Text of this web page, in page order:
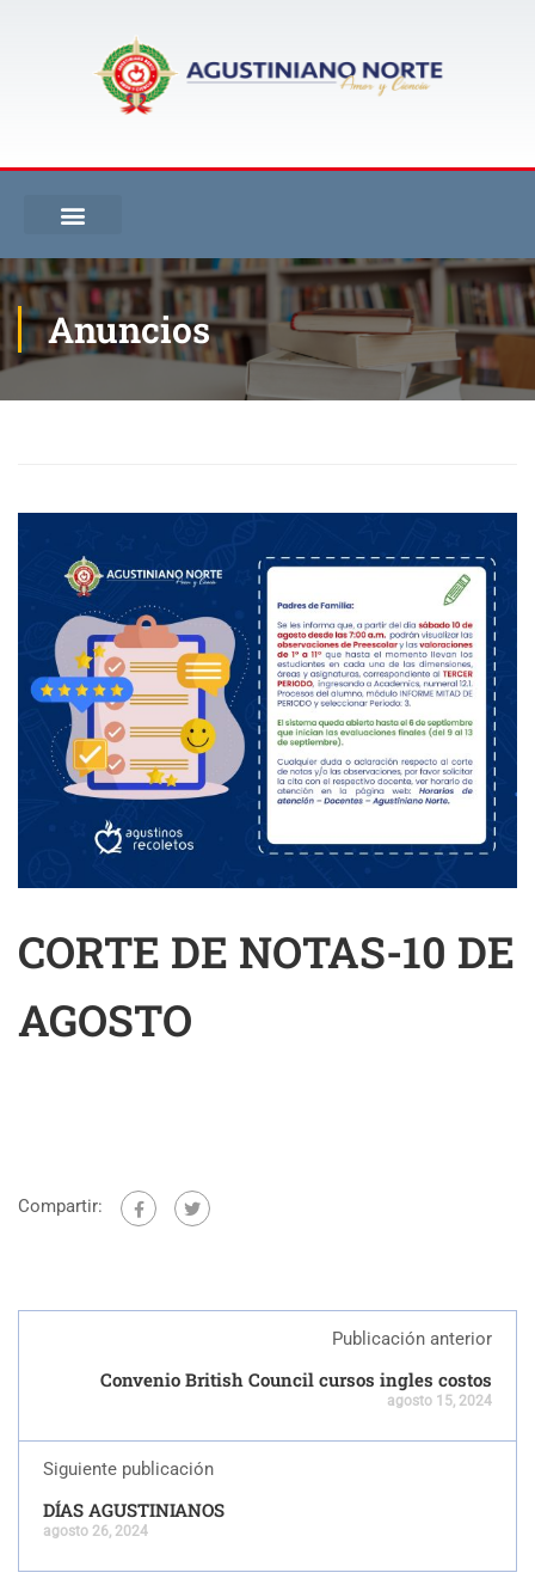
Anuncios
CORTE DE NOTAS-10 DE
AGOSTO
Compartir:
Publicación anterior
Convenio British Council cursos ingles costos
agosto 15, 2024
Siguiente publicación
DÍAS AGUSTINIANOS
agosto 26, 2024